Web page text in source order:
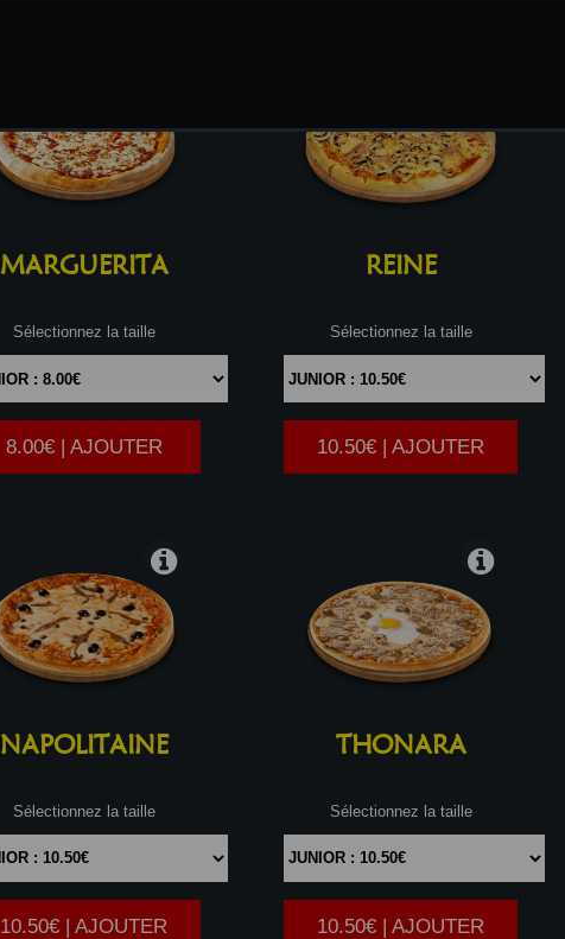
MARGUERITA
Sélectionnez la taille
|
8.00€ | AJOUTER
REINE
Sélectionnez la taille
|
10.50€ | AJOUTER
NAPOLITAINE
Sélectionnez la taille
|
10.50€ | AJOUTER
THONARA
Sélectionnez la taille
|
10.50€ | AJOUTER